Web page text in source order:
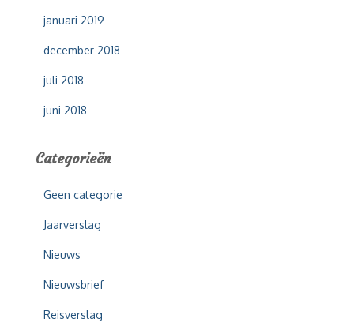
januari 2019
december 2018
juli 2018
juni 2018
Categorieën
Geen categorie
Jaarverslag
Nieuws
Nieuwsbrief
Reisverslag